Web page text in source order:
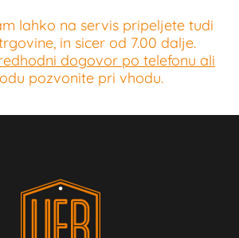
lahko na servis pripeljete tudi
in sicer od 7.00 dalje.
dogovor po telefonu ali
pozvonite pri vhodu.